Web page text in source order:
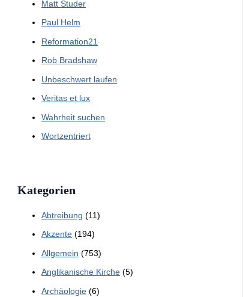
Matt Studer
Paul Helm
Reformation21
Rob Bradshaw
Unbeschwert laufen
Veritas et lux
Wahrheit suchen
Wortzentriert
Kategorien
Abtreibung (11)
Akzente (194)
Allgemein (753)
Anglikanische Kirche (5)
Archäologie (6)